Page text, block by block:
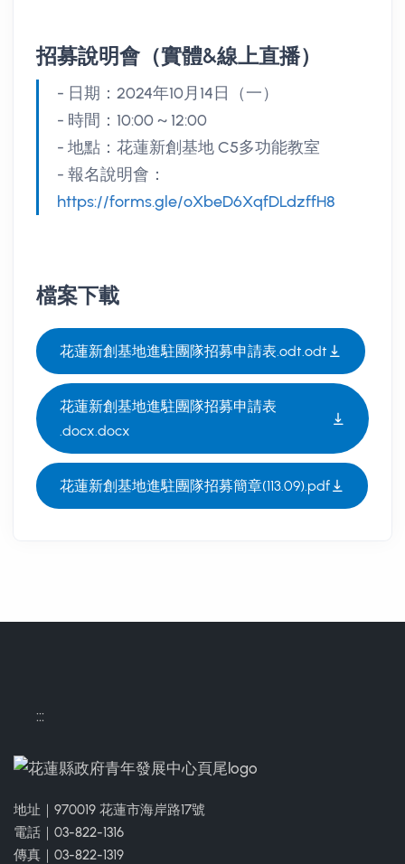
招募說明會（實體&線上直播）
- 日期：2024年10月14日（一）
- 時間：10:00 ~ 12:00
- 地點：花蓮新創基地 C5多功能教室
- 報名說明會：
https://forms.gle/oXbeD6XqfDLdzffH8
檔案下載
花蓮新創基地進駐團隊招募申請表.odt.odt
花蓮新創基地進駐團隊招募申請表
.docx.docx
花蓮新創基地進駐團隊招募簡章(113.09).pdf
:::
地址｜970019 花蓮市海岸路17號
電話｜03-822-1316
傳真｜03-822-1319